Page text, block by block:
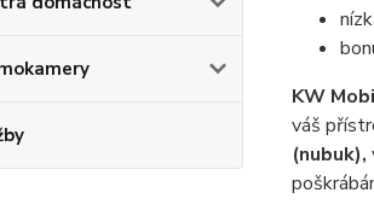
KW
váš
(nubuk),